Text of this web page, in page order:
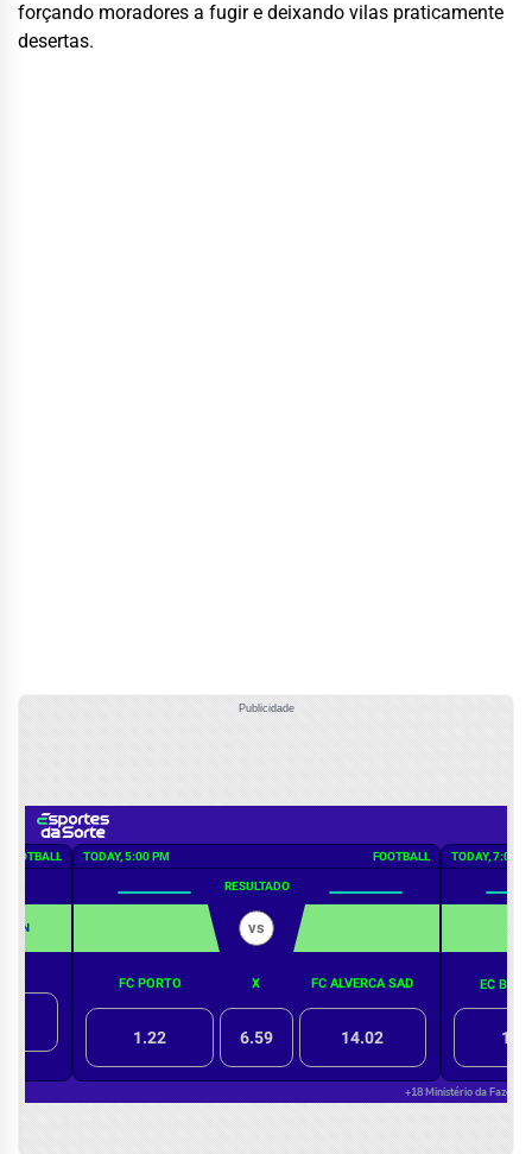
forçando moradores a fugir e deixando vilas praticamente
desertas.
Publicidade